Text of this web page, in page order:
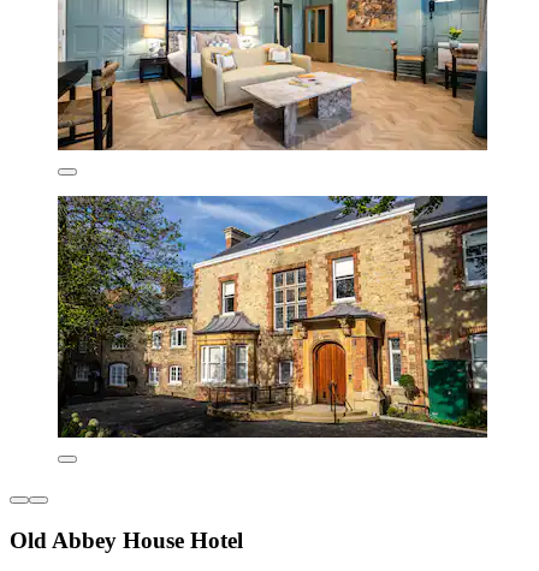
Old Abbey House Hotel